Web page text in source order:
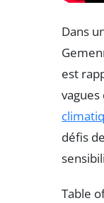
Dans
est
défis
Table